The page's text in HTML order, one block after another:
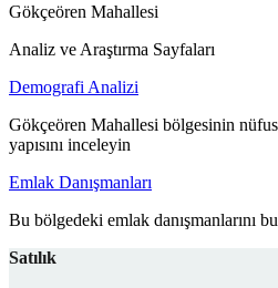
Gökçeören Mahallesi
Analiz ve Araştırma Sayfaları
Demografi Analizi
Gökçeören Mahallesi bölgesinin
yapısını inceleyin
Emlak Danışmanları
Bu bölgedeki emlak danışmanlarını
Satılık